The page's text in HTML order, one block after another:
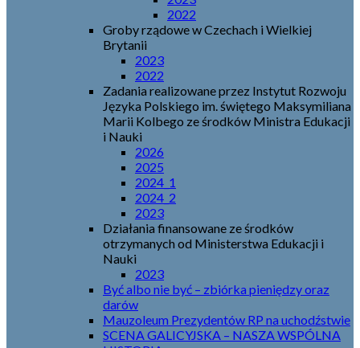
2022
Groby rządowe w Czechach i Wielkiej
Brytanii
2023
2022
Zadania realizowane przez Instytut Rozwoju
Języka Polskiego im. świętego Maksymiliana
Marii Kolbego ze środków Ministra Edukacji
i Nauki
2026
2025
2024_1
2024_2
2023
Działania finansowane ze środków
otrzymanych od Ministerstwa Edukacji i
Nauki
2023
Być albo nie być – zbiórka pieniędzy oraz
darów
Mauzoleum Prezydentów RP na uchodźstwie
SCENA GALICYJSKA – NASZA WSPÓLNA